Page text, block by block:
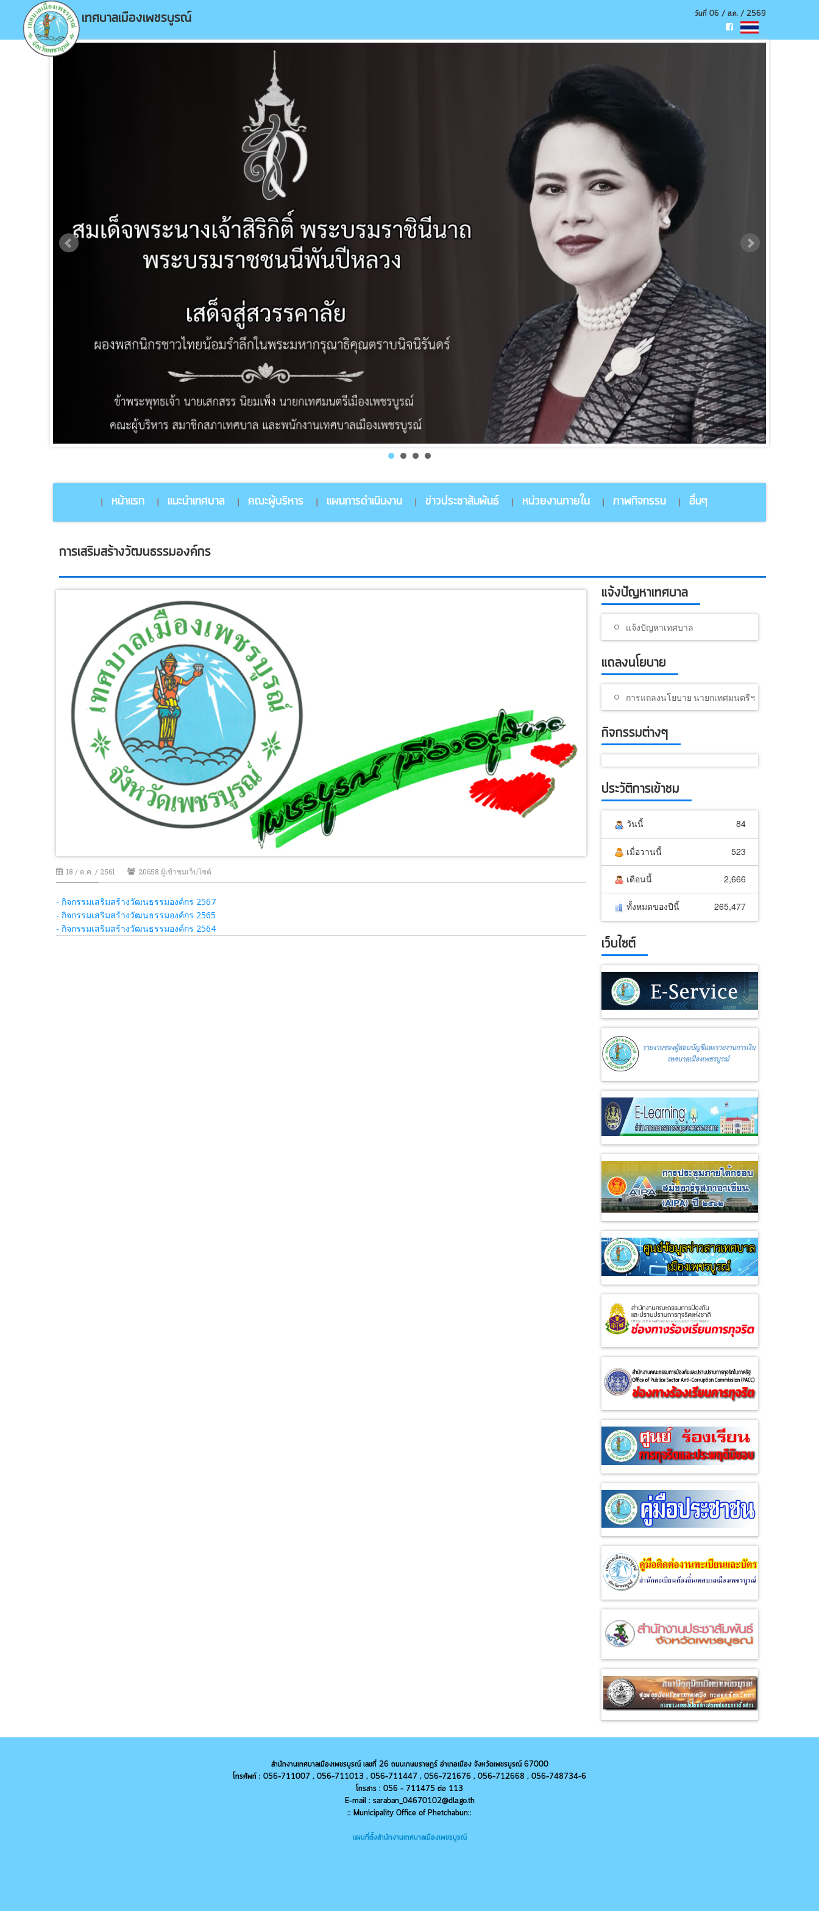
เทศบาลเมืองเพชรบูรณ์ วันที่ 06 / ส.ค. / 2569
หน้าแรก แนะนำเทศบาล คณะผู้บริหาร แผนการดำเนินงาน ข่าวประชาสัมพันธ์ หน่วยงานภายใน ภาพกิจกรรม อื่นๆ
การเสริมสร้างวัฒนธรรมองค์กร
18 / ต.ค. / 2561 20658 ผู้เข้าชมเว็บไซต์
- กิจกรรมเสริมสร้างวัฒนธรรมองค์กร 2567
- กิจกรรมเสริมสร้างวัฒนธรรมองค์กร 2565
- กิจกรรมเสริมสร้างวัฒนธรรมองค์กร 2564
แจ้งปัญหาเทศบาล
แจ้งปัญหาเทศบาล
แถลงนโยบาย
การแถลงนโยบาย นายกเทศมนตรีฯ
กิจกรรมต่างๆ
ประวัติการเข้าชม
วันนี้ 84
เมื่อวานนี้ 523
เดือนนี้ 2,666
ทั้งหมดของปีนี้ 265,477
เว็บไซต์
สำนักงานเทศบาลเมืองเพชรบูรณ์ เลขที่ 26 ถนนเกษมราษฎร์ อำเภอเมือง จังหวัดเพชรบูรณ์ 67000
โทรศัพท์ : 056-711007 , 056-711013 , 056-711447 , 056-721676 , 056-712668 , 056-748734-6
โทรสาร : 056 - 711475 ต่อ 113
E-mail : saraban_04670102@dla.go.th
:: Municipality Office of Phetchabun::
แผนที่ตั้งสำนักงานเทศบาลเมืองเพชรบูรณ์